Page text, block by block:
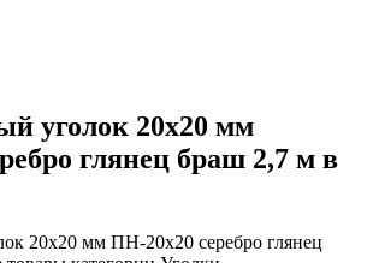
уголок 20х20 мм
глянец браш 2,7 м в
20х20 мм ПН-20х20 серебро глянец